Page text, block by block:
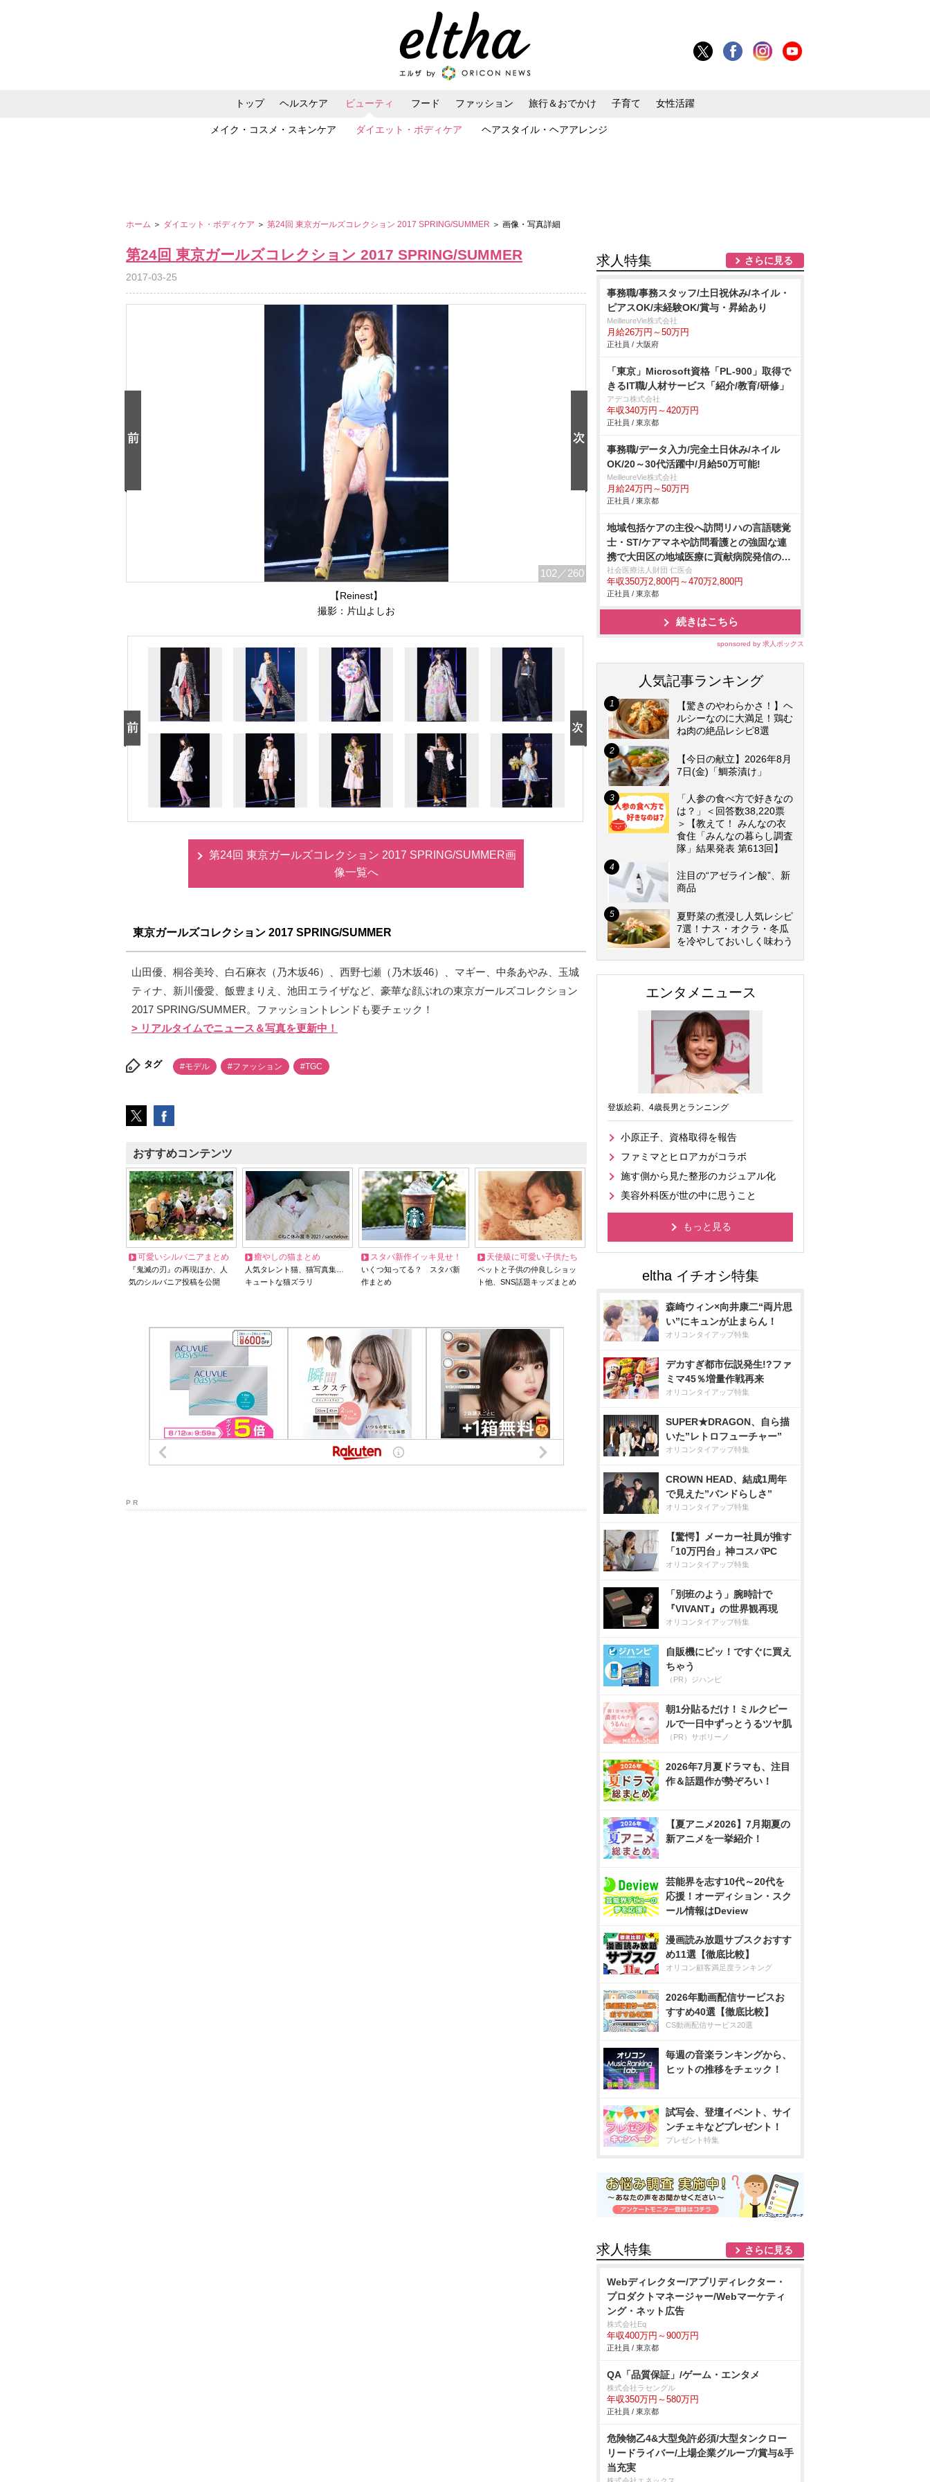
トップ ヘルスケア ビューティ
メイク・コスメ・スキンケア ダイエット・ボディケア ヘアスタイル・ヘアアレンジ
フード ファッション 旅行＆おでかけ 子育て 女性活躍
ホーム ＞ ダイエット・ボディケア ＞ 第24回 東京ガールズコレクション 2017 SPRING/SUMMER ＞ 画像・写真詳細
第24回 東京ガールズコレクション 2017 SPRING/SUMMER
2017-03-25
102 ／260
【Reinest】
撮影：片山よしお
第24回 東京ガールズコレクション 2017 SPRING/SUMMER画
像一覧へ
東京ガールズコレクション 2017 SPRING/SUMMER
山田優、桐谷美玲、白石麻衣（乃木坂46）、西野七瀬（乃木坂46）、マギー、中条あやみ、玉城
ティナ、新川優愛、飯豊まりえ、池田エライザなど、豪華な顔ぶれの東京ガールズコレクション
2017 SPRING/SUMMER。ファッショントレンドも要チェック！
> リアルタイムでニュース＆写真を更新中！
タグ #モデル #ファッション #TGC
おすすめコンテンツ
可愛いシルバニアまとめ
『鬼滅の刃』の再現ほか、人
気のシルバニア投稿を公開
癒やしの猫まとめ
人気タレント猫、猫写真集…
キュートな猫ズラリ
スタバ新作イッキ見せ！
いくつ知ってる？ スタバ新
作まとめ
天使級に可愛い子供たち
ペットと子供の仲良しショッ
ト他、SNS話題キッズまとめ
P R
求人特集 さらに見る
事務職/事務スタッフ/土日祝休み/ネイル・
ピアスOK/未経験OK/賞与・昇給あり
MeilleureVie株式会社
月給26万円～50万円
正社員 / 大阪府
「東京」Microsoft資格「PL-900」取得で
きるIT職/人材サービス「紹介/教育/研修」
アデコ株式会社
年収340万円～420万円
正社員 / 東京都
事務職/データ入力/完全土日休み/ネイル
OK/20～30代活躍中/月給50万可能!
MeilleureVie株式会社
月給24万円～50万円
正社員 / 東京都
地域包括ケアの主役へ訪問リハの言語聴覚
士・ST/ケアマネや訪問看護との強固な連
携で大田区の地域医療に貢献病院発信の安
心体制
社会医療法人財団 仁医会
年収350万2,800円～470万2,800円
正社員 / 東京都
続きはこちら
sponsored by 求人ボックス
人気記事ランキング
【驚きのやわらかさ！】ヘ
ルシーなのに大満足！鶏む
ね肉の絶品レシピ8選
【今日の献立】2026年8月
7日(金)「鯛茶漬け」
「人参の食べ方で好きなの
は？」＜回答数38,220票
＞【教えて！ みんなの衣
食住「みんなの暮らし調査
隊」結果発表 第613回】
注目の“アゼライン酸”、新
商品
夏野菜の煮浸し人気レシピ
7選！ナス・オクラ・冬瓜
を冷やしておいしく味わう
エンタメニュース
登坂絵莉、4歳長男とランニング
小原正子、資格取得を報告
ファミマとヒロアカがコラボ
施す側から見た整形のカジュアル化
美容外科医が世の中に思うこと
もっと見る
森崎ウィン×向井康二“両片思
い”にキュンが止まらん！
オリコンタイアップ特集
デカすぎ都市伝説発生!?ファ
ミマ45％増量作戦再来
オリコンタイアップ特集
SUPER★DRAGON、自ら描
いた”レトロフューチャー”
オリコンタイアップ特集
CROWN HEAD、結成1周年
で見えた”バンドらしさ”
オリコンタイアップ特集
【驚愕】メーカー社員が推す
「10万円台」神コスパPC
オリコンタイアップ特集
「別班のよう」腕時計で
『VIVANT』の世界観再現
オリコンタイアップ特集
自販機にピッ！ですぐに買え
ちゃう
（PR）ジハンピ
朝1分貼るだけ！ミルクピー
ルで一日中ずっとうるツヤ肌
（PR）サボリーノ
2026年7月夏ドラマも、注目
作＆話題作が勢ぞろい！
【夏アニメ2026】7月期夏の
新アニメを一挙紹介！
芸能界を志す10代～20代を
応援！オーディション・スク
ール情報はDeview
漫画読み放題サブスクおすす
め11選【徹底比較】
オリコン顧客満足度ランキング
2026年動画配信サービスお
すすめ40選【徹底比較】
CS動画配信サービス20選
毎週の音楽ランキングから、
ヒットの推移をチェック！
試写会、登壇イベント、サイ
ンチェキなどプレゼント！
プレゼント特集
求人特集 さらに見る
Webディレクター/アプリディレクター・
プロダクトマネージャー/Webマーケティ
ング・ネット広告
株式会社Eq
年収400万円～900万円
正社員 / 東京都
QA「品質保証」/ゲーム・エンタメ
株式会社ラセングル
年収350万円～580万円
正社員 / 東京都
危険物乙4&大型免許必須/大型タンクロー
リードライバー/上場企業グループ/賞与&手
当充実